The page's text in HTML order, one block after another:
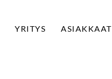
YRITYS ASIAKKAAT